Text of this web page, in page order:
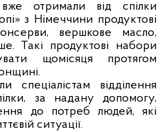
отримали від спілки
з Німеччини продуктові
вершкове масло,
Такі продуктові набори
щомісяця протягом
спеціалістам відділення
за надану допомогу,
до потреб людей, які
ситуації.